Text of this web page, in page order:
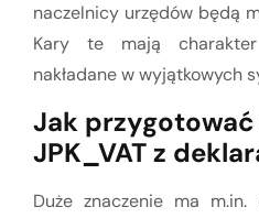
naczelnicy urzędów będą
Kary te mają
nakładane w wyjątkowych
Jak
JPK_VAT z
Duże znaczenie ma m.in.